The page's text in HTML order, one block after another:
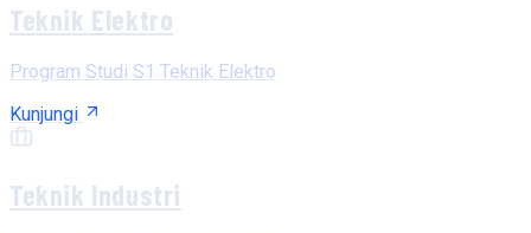
Teknik Elektro
Program Studi S1 Teknik Elektro
Kunjungi
Teknik Industri